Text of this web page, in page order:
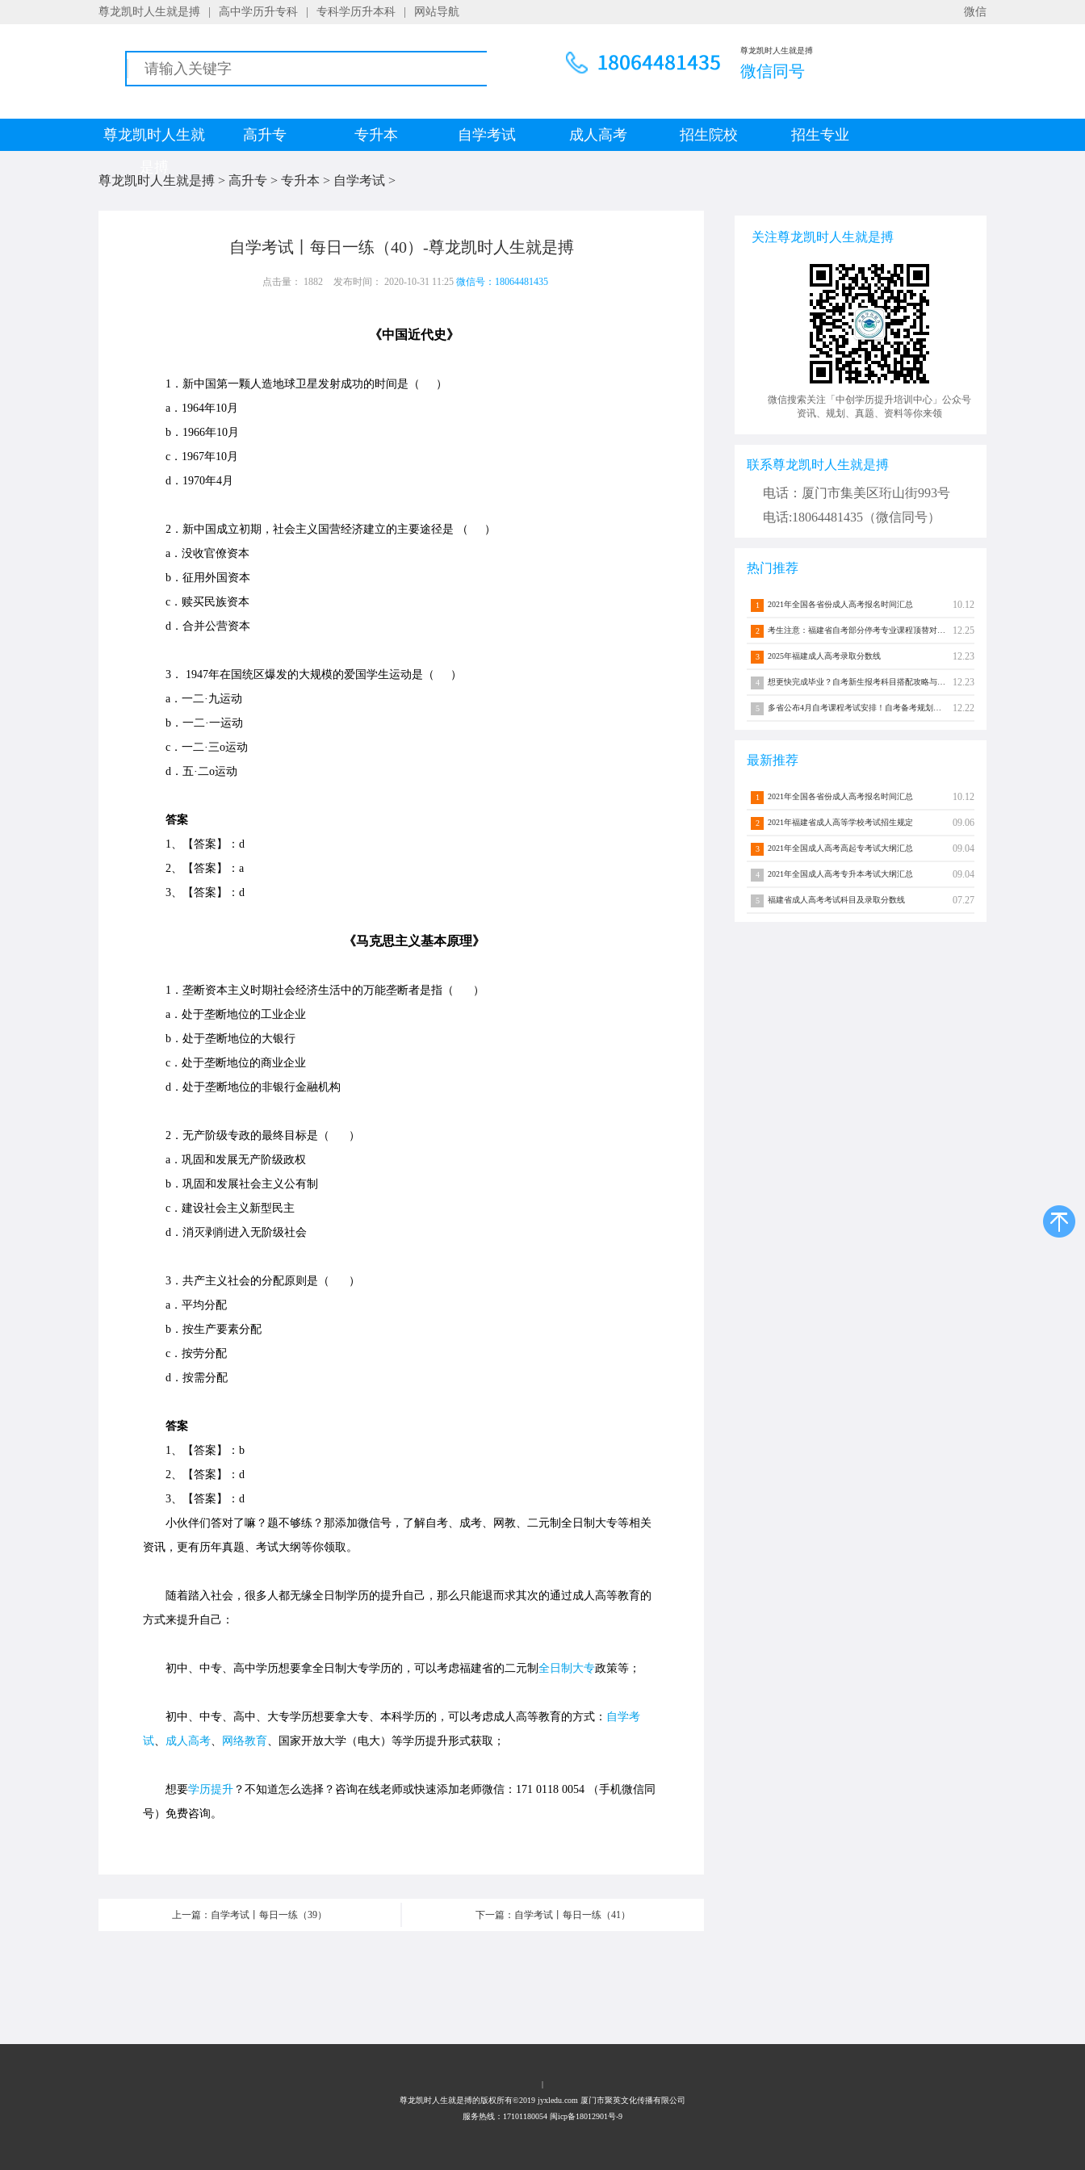
尊龙凯时人生就是搏 高中学历升专科 专科学历升本科 网站导航 微信
尊龙凯时人生就是搏
微信同号
尊龙凯时人生就
高升专 专升本 自学考试 成人高考 招生院校 招生专业
尊龙凯时人生就是搏 > 高升专 > 专升本 > 自学考试 >
自学考试丨每日一练（40）-尊龙凯时人生就是搏
点击量： 1882 发布时间： 2020-10-31 11:25 微信号：18064481435
《中国近代史》
1．新中国第一颗人造地球卫星发射成功的时间是（ ）
a．1964年10月
b．1966年10月
c．1967年10月
d．1970年4月
2．新中国成立初期，社会主义国营经济建立的主要途径是 （ ）
a．没收官僚资本
b．征用外国资本
c．赎买民族资本
d．合并公营资本
3． 1947年在国统区爆发的大规模的爱国学生运动是（ ）
a．一二·九运动
b．一二·一运动
c．一二·三o运动
d．五·二o运动
答案
1、【答案】：d
2、【答案】：a
3、【答案】：d
《马克思主义基本原理》
1．垄断资本主义时期社会经济生活中的万能垄断者是指（ ）
a．处于垄断地位的工业企业
b．处于垄断地位的大银行
c．处于垄断地位的商业企业
d．处于垄断地位的非银行金融机构
2．无产阶级专政的最终目标是（ ）
a．巩固和发展无产阶级政权
b．巩固和发展社会主义公有制
c．建设社会主义新型民主
d．消灭剥削进入无阶级社会
3．共产主义社会的分配原则是（ ）
a．平均分配
b．按生产要素分配
c．按劳分配
d．按需分配
答案
1、【答案】：b
2、【答案】：d
3、【答案】：d
小伙伴们答对了嘛？题不够练？那添加微信号，了解自考、成考、网教、二元制全日制大专等相关
资讯，更有历年真题、考试大纲等你领取。
随着踏入社会，很多人都无缘全日制学历的提升自己，那么只能退而求其次的通过成人高等教育的
方式来提升自己：
初中、中专、高中学历想要拿全日制大专学历的，可以考虑福建省的二元制 全日制大专政策等；
初中、中专、高中、大专学历想要拿大专、本科学历的，可以考虑成人高等教育的方式： 自学考
试、 成人高考、 网络教育、国家开放大学（电大）等学历提升形式获取；
想要学历提升 ？不知道怎么选择？咨询在线老师或快速添加老师微信：171 0118 0054 （手机微信同
号）免费咨询。
上一篇：自学考试丨每日一练（39） 下一篇：自学考试丨每日一练（41）
关注尊龙凯时人生就是搏
微信搜索关注「中创学历提升培训中心」公众号
资讯、规划、真题、资料等你来领
联系尊龙凯时人生就是搏
电话：厦门市集美区珩山街993号
电话:18064481435（微信同号）
热门推荐
1 2021年全国各省份成人高考报名时间汇总 10.12
2 12.25
3 2025年福建成人高考录取分数线 12.23
4 12.23
5 12.22
最新推荐
1 2021年全国各省份成人高考报名时间汇总 10.12
2 2021年福建省成人高等学校考试招生规定 09.06
3 2021年全国成人高考高起专考试大纲汇总 09.04
4 2021年全国成人高考专升本考试大纲汇总 09.04
5 福建省成人高考考试科目及录取分数线 07.27
|
尊龙凯时人生就是搏的版权所有©2019 jyxledu.com 厦门市聚英文化传播有限公司
服务热线：17101180054 闽icp备18012901号-9